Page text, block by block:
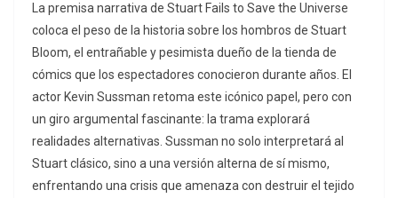
La premisa narrativa de Stuart Fails to Save the Universe
coloca el peso de la historia sobre los hombros de Stuart
Bloom, el entrañable y pesimista dueño de la tienda de
cómics que los espectadores conocieron durante años. El
actor Kevin Sussman retoma este icónico papel, pero con
un giro argumental fascinante: la trama explorará
realidades alternativas. Sussman no solo interpretará al
Stuart clásico, sino a una versión alterna de sí mismo,
enfrentando una crisis que amenaza con destruir el tejido